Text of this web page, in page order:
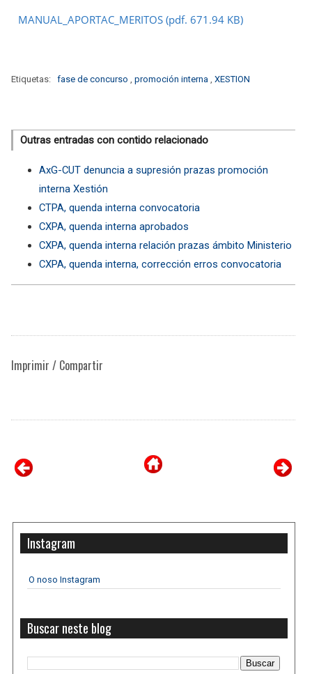
MANUAL_APORTAC_MERITOS (pdf. 671.94 KB)
Etiquetas: fase de concurso promoción interna XESTION
Outras entradas con contido relacionado
AxG-CUT denuncia a supresión prazas promoción
interna Xestión
CTPA, quenda interna convocatoria
CXPA, quenda interna aprobados
CXPA, quenda interna relación prazas ámbito Ministerio
CXPA, quenda interna, corrección erros convocatoria
Imprimir / Compartir
Instagram
O noso Instagram
Buscar neste blog